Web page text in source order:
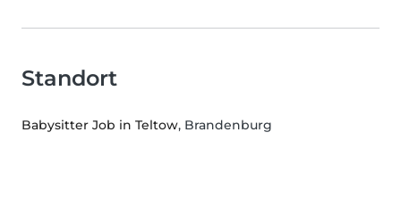
Standort
Babysitter Job in Teltow, Brandenburg